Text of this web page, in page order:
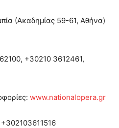
(Ακαδημίας 59-61, Αθήνα)
+30210 3612461,
www.nationalopera.gr